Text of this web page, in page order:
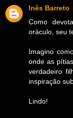
Inês Barreto
Como
oráculo, seu
Imagino
onde as
verdadeiro
inspiração
Lindo!